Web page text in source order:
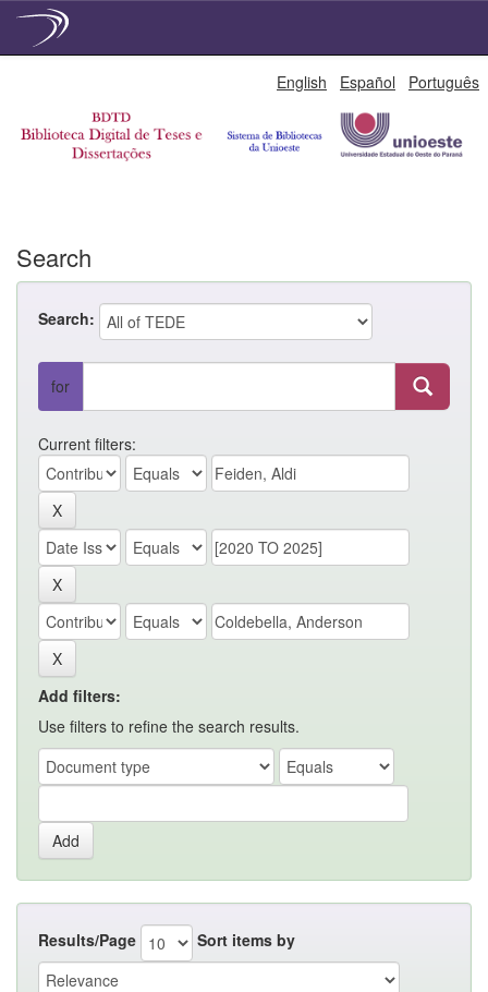
English Español Português
Search
Search:
for
Current filters:
Add filters:
Use filters to refine the search results.
Results/Page Sort items by